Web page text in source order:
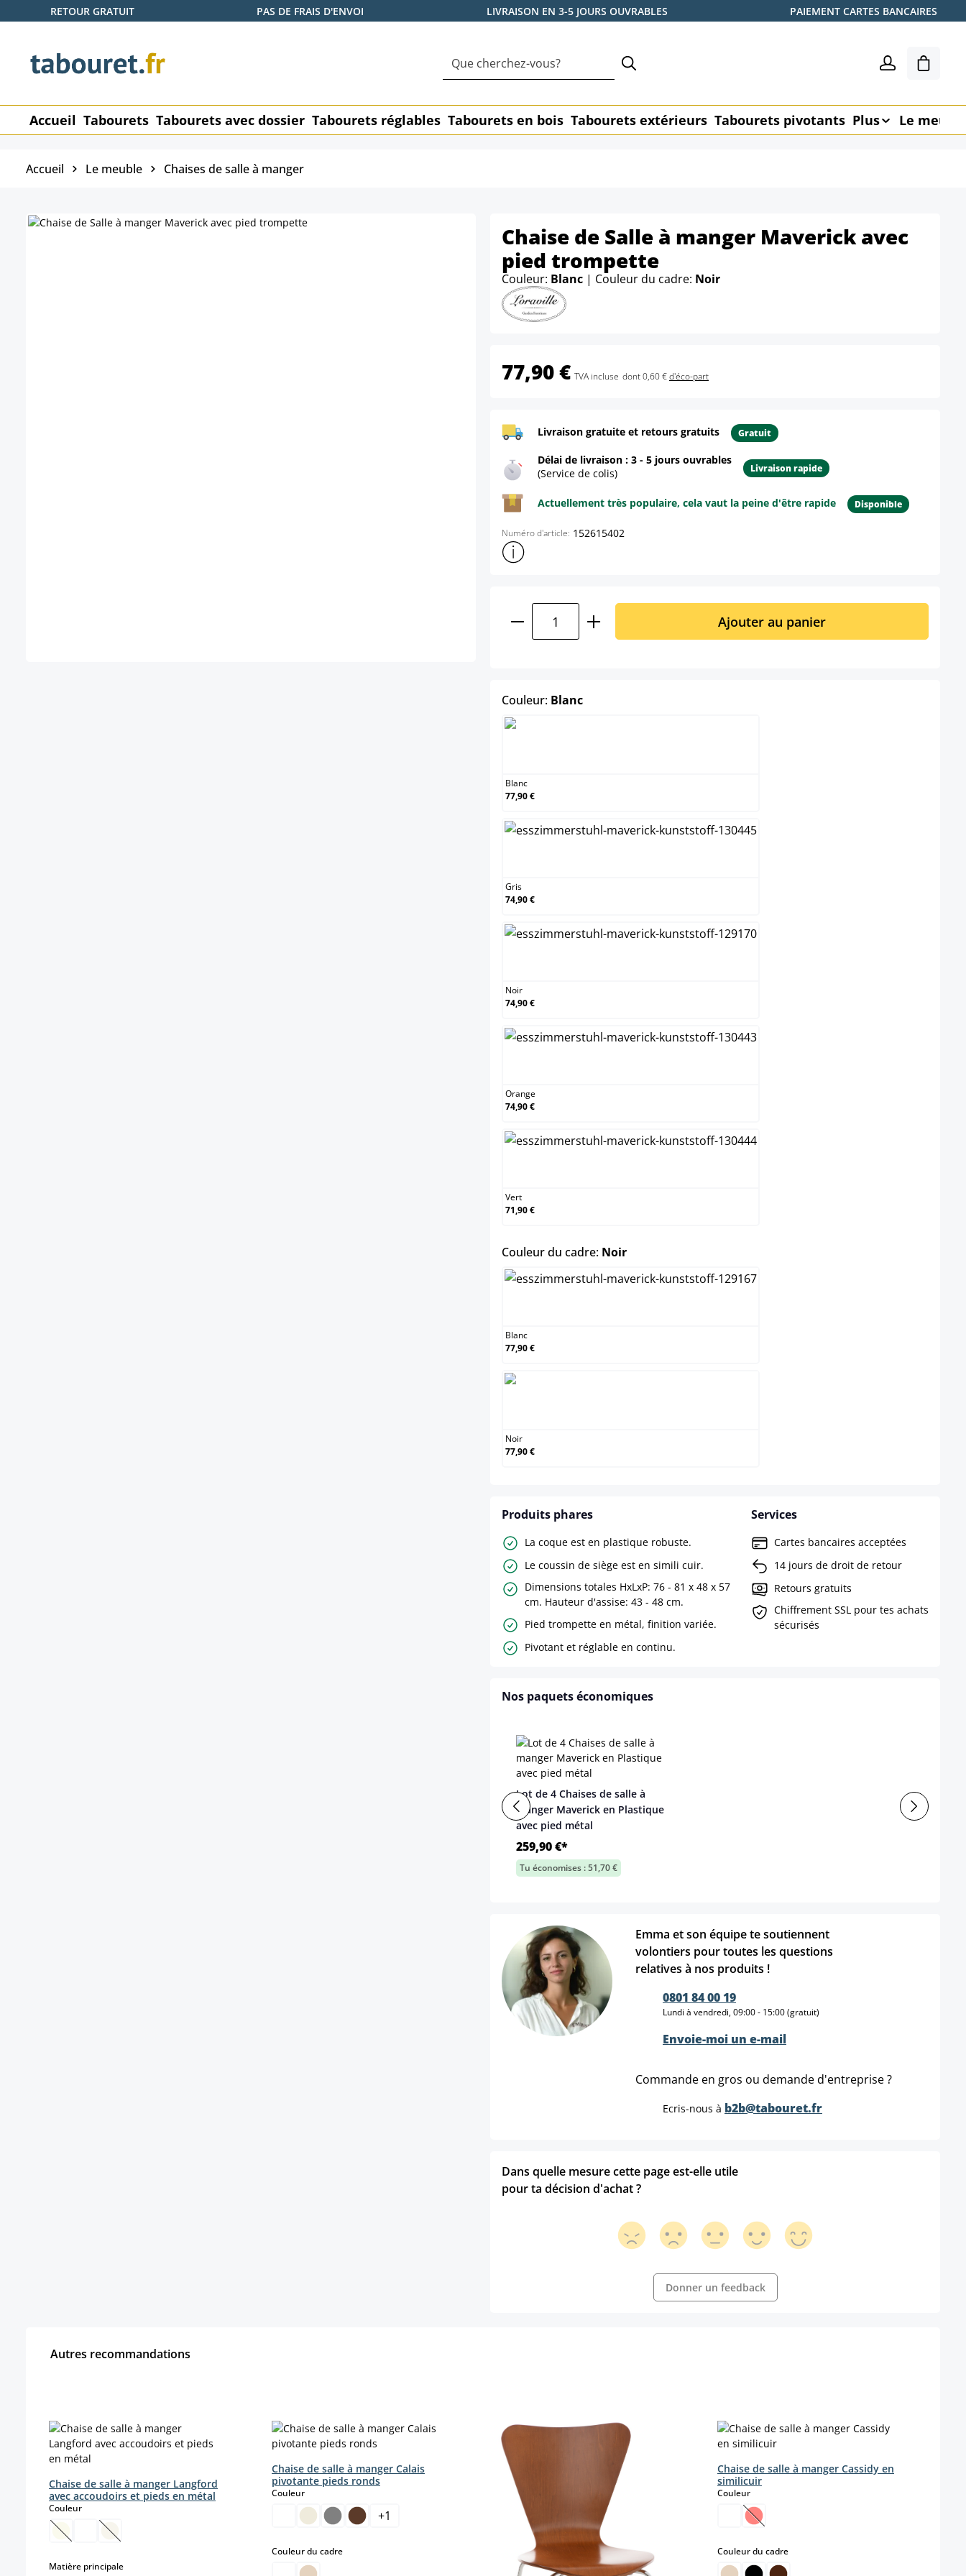
au contenu principal
Passer à la recherche
Passer à la navigation principale
RETOUR GRATUIT PAS DE FRAIS D'ENVOI LIVRAISON EN 3-5 JOURS OUVRABLES PAIEMENT CARTES BANCAIRES
Le
Accueil Tabourets Tabourets avec dossier Tabourets réglables Tabourets en bois Tabourets extérieurs Tabourets pivotants Plus Le
Accueil Le meuble Chaises de salle à manger
Chaise de Salle à manger Maverick avec
pied trompette
Couleur: Blanc | Couleur du cadre: Noir
77,90 € TVA incluse dont 0,60 €d'éco-part
Livraison gratuite et retours gratuits Gratuit
Délai de livraison : 3 - 5 jours ouvrables
(Service de colis)
Livraison rapide
Actuellement très populaire, cela vaut la peine d'être rapide Disponible
Numéro d'article: 152615402
Afficher plus d'informations sur le produit
Quantité de produit : Entrez la quantité souhaitée ou
Ajouter au panier
Couleur: Blancselect
Blanc
77,90 €
Gris
74,90 €
Noir
74,90 €
Orange
74,90 €
Vert
71,90 €
Couleur du cadre: Noirselect
Blanc
77,90 €
Noir
77,90 €
Produits phares
La coque est en plastique robuste.
Le coussin de siège est en simili cuir.
Dimensions totales HxLxP: 76 - 81 x 48 x 57
cm. Hauteur d'assise: 43 - 48 cm.
Pied trompette en métal, finition variée.
Pivotant et réglable en continu.
Services
Cartes bancaires acceptées
14 jours de droit de retour
Retours gratuits
Chiffrement SSL pour tes achats
sécurisés
Nos paquets économiques
Lot de 4 Chaises de salle à
manger Maverick en Plastique
avec pied métal
259,90 €*
Tu économises : 51,70 €
Emma et son équipe te soutiennent
volontiers pour toutes les questions
relatives à nos produits !
0801 84 00 19
Lundi à vendredi, 09:00 - 15:00 (gratuit)
Envoie-moi un e-mail
Commande en gros ou demande d'entreprise ?
Ecris-nous à b2b@tabouret.fr
Dans quelle mesure cette page est-elle utile
pour ta décision d'achat ?
Donner un feedback
Autres recommandations
Chaise de salle à manger Langford
avec accoudoirs et pieds en métal
Couleurselect
(Cette option n'est pas disponible pour le moment.)
(Cette option n'est pas disponible pour le moment.)
Matière principaleselect
Chaise de salle à manger Calais
pivotante pieds ronds
Couleurselect
+1
Couleur du cadreselect
Chaise de salle à manger Cassidy en
similicuir
Couleurselect
(Cette option n'est pas disponible pour le
Couleur du cadreselect